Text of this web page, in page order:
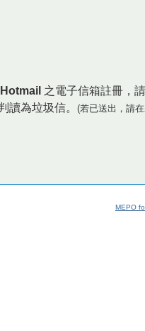
Hotmail 之電子信箱註冊，
讀為垃圾信。 (若已送出，請
MEPO